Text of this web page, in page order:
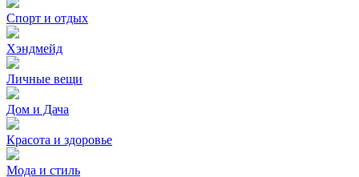
Спорт и отдых
Хэндмейд
Личные вещи
Дом и Дача
Красота и здоровье
Мода и стиль